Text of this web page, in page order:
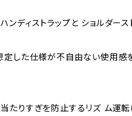
ンディストラップと ショルダース
定した仕様が不自由ない使用感
たりすぎを防止するリズ ム運転